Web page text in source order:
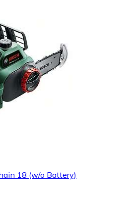
18 (w/o Battery)